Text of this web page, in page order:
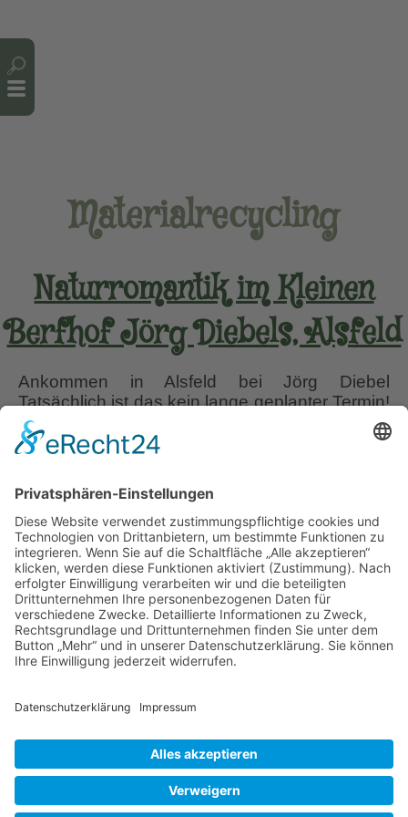
Materialrecycling
Naturromantik im Kleinen
Berfhof Jörg Diebels, Alsfeld
Ankommen in Alsfeld bei Jörg Diebel
Tatsächlich ist das kein lange geplanter Termin!
“Dank” meines Trojaners im Laptop konnte ich
noch nicht einmal die weiteren Gartenbesuche
ich 2025 nach Alsfeld kommen müsse, um
seine geliebten Rosen zu fotografieren. Also
reisen…Naturromantik
im
Kleinen
Berfhof
Jörg
Diebels,
Alsfeld
Liebe Leser! Ihr könnt euch per E-Mail
informieren lassen, wenn neue Artikel auf
Wurzerlsgarten erscheinen.Folgt dafür einfach
diesem Link und gebt dort eure E-Mailadresse
8. August 2025